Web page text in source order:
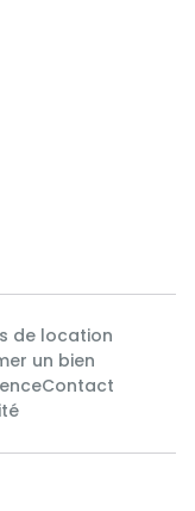
de location
un bien
Contact